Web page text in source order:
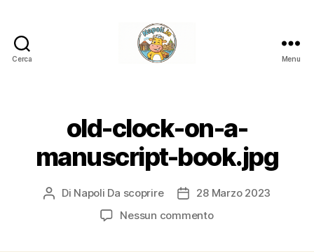
Cerca Menu
old-clock-on-a-
manuscript-book.jpg
Autore
Di Napoli Da scoprire
Data
dell'articolo
28 Marzo 2023
Nessun commentosu